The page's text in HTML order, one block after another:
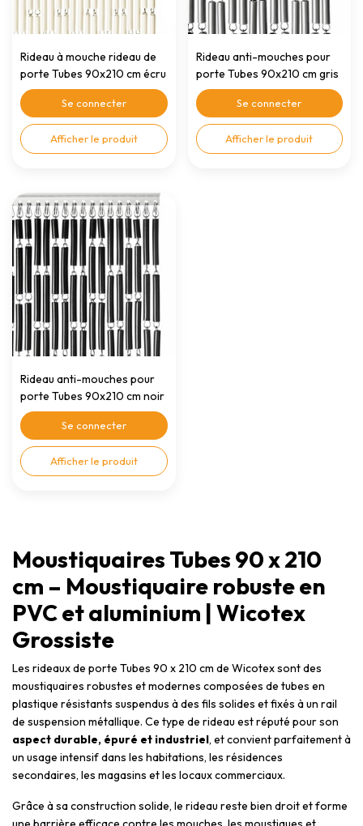
Rideau à mouche rideau de
porte Tubes 90x210 cm écru
Se connecter
Afficher le produit
Rideau anti-mouches pour
porte Tubes 90x210 cm gris
Se connecter
Afficher le produit
Rideau anti-mouches pour
porte Tubes 90x210 cm noir
Se connecter
Afficher le produit
Moustiquaires Tubes 90 x 210
cm – Moustiquaire robuste en
PVC et aluminium | Wicotex
Grossiste
Les rideaux de porte Tubes 90 x 210 cm de Wicotex sont des
moustiquaires robustes et modernes composées de tubes en
plastique résistants suspendus à des fils solides et fixés à un rail
de suspension métallique. Ce type de rideau est réputé pour son
aspect durable, épuré et industriel, et convient parfaitement à
un usage intensif dans les habitations, les résidences
secondaires, les magasins et les locaux commerciaux.
Grâce à sa construction solide, le rideau reste bien droit et forme